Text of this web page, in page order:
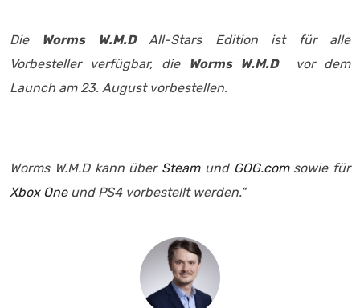
Die Worms W.M.DAll-Stars Edition ist für alle
Vorbesteller verfügbar, die
Worms W.M.Dvor dem
Launch am 23. August vorbestellen.
Worms W.M.D kann über Steamund GOG.comsowie für
Xbox Oneund PS4 vorbestellt werden.“